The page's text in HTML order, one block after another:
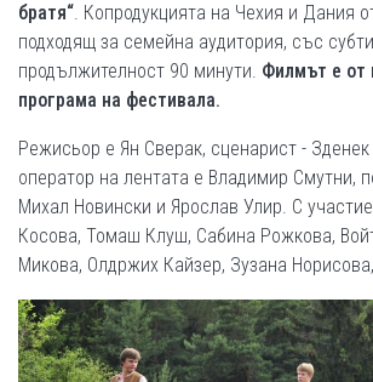
братя“. Копродукцията на Чехия и Дания
подходящ за семейна аудитория, със
продължителност 90 минути. Филмът е от
програма на фестивала.
Режисьор е Ян Сверак, сценарист - Зденек
оператор на лентата е Владимир Смутни,
Михал Новински и Ярослав Улир. С
Косова, Томаш Клуш, Сабина Рожкова,
Микова, Олдржих Кайзер, Зузана